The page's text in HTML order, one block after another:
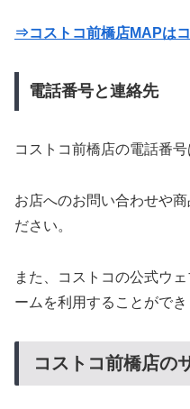
⇒コストコ前橋店MAPは
電話番号と連絡先
コストコ前橋店の電話番号
お店へのお問い合わせや
ださい。
また、コストコの公式ウ
ームを利用することができ
コストコ前橋店の